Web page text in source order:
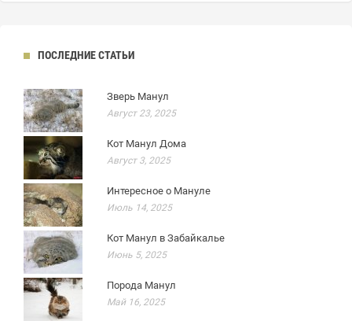
ПОСЛЕДНИЕ СТАТЬИ
Зверь Манул
Август 23, 2025
Кот Манул Дома
Август 3, 2025
Интересное о Мануле
Июль 14, 2025
Кот Манул в Забайкалье
Июнь 5, 2025
Порода Манул
Май 16, 2025